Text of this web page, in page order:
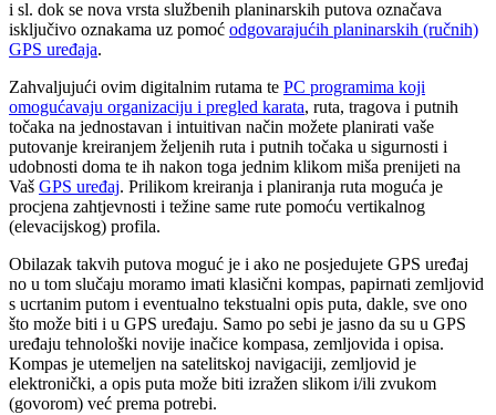
i sl. dok se nova vrsta službenih planinarskih putova označava
isključivo oznakama uz pomoć odgovarajućih planinarskih (ručnih)
GPS uređaja.
Zahvaljujući ovim digitalnim rutama te PC programima koji
omogućavaju organizaciju i pregled karata, ruta, tragova i putnih
točaka na jednostavan i intuitivan način možete planirati vaše
putovanje kreiranjem željenih ruta i putnih točaka u sigurnosti i
udobnosti doma te ih nakon toga jednim klikom miša prenijeti na
Vaš GPS uređaj. Prilikom kreiranja i planiranja ruta moguća je
procjena zahtjevnosti i težine same rute pomoću vertikalnog
(elevacijskog) profila.
Obilazak takvih putova moguć je i ako ne posjedujete GPS uređaj
no u tom slučaju moramo imati klasični kompas, papirnati zemljovid
s ucrtanim putom i eventualno tekstualni opis puta, dakle, sve ono
što može biti i u GPS uređaju. Samo po sebi je jasno da su u GPS
uređaju tehnološki novije inačice kompasa, zemljovida i opisa.
Kompas je utemeljen na satelitskoj navigaciji, zemljovid je
elektronički, a opis puta može biti izražen slikom i/ili zvukom
(govorom) već prema potrebi.